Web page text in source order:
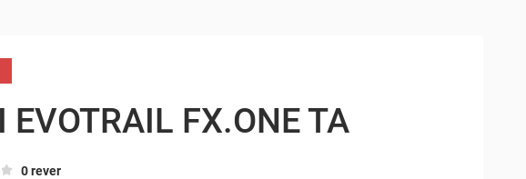
EVOTRAIL FX.ONE TA
0 rever